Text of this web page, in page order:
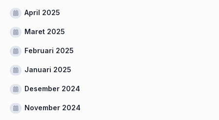
April 2025
Maret 2025
Februari 2025
Januari 2025
Desember 2024
November 2024